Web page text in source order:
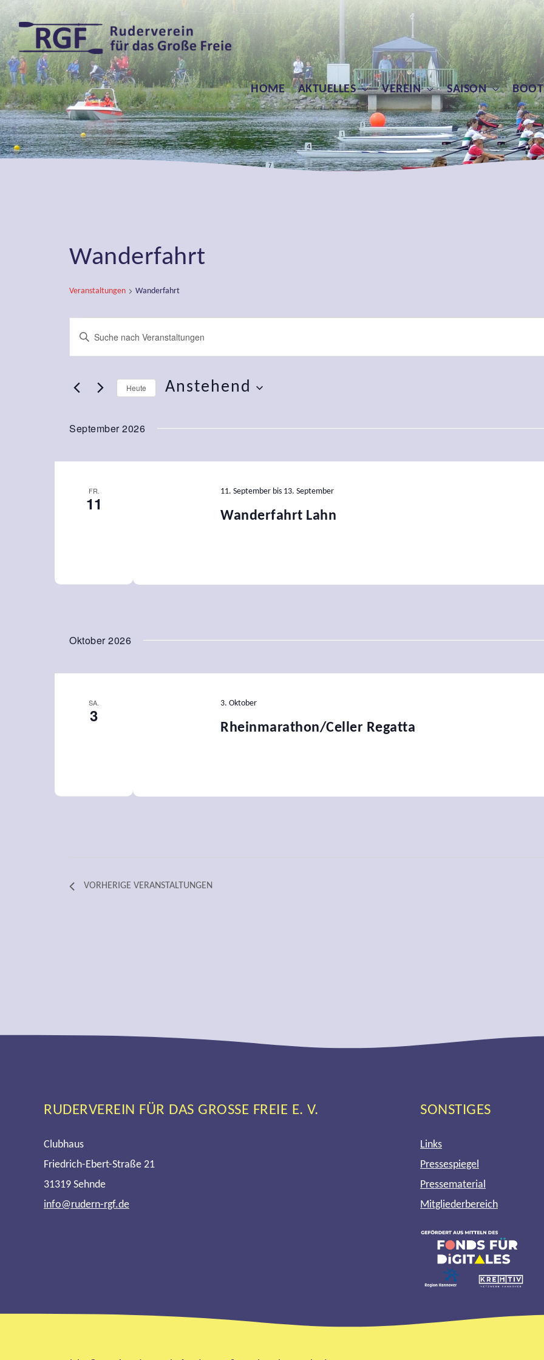
HOME AKTUELLES VEREIN SAISON
Wanderfahrt
Veranstaltungen Wanderfahrt
Veranstaltungen
Veranstaltungen
und
Ansichtennavigation
Geben
Sie
Schlüsselwort.
nach
Heute Anstehend
wählen.
September 2026
FR.
11
Wanderfahrt Lahn
11. September bis 13. September
Oktober 2026
SA.
3
Rheinmarathon/Celler Regatta
3. Oktober
VORHERIGE VERANSTALTUNGEN
RUDERVEREIN FÜR DAS GROSSE FREIE E. V.
Clubhaus
Friedrich-Ebert-Straße 21
31319 Sehnde
info@rudern-rgf.de
SONSTIGES
Links
Pressespiegel
Pressematerial
Mitgliederbereich